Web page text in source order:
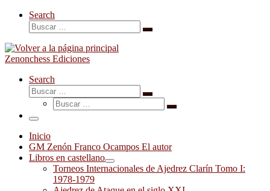
Search
Buscar
Buscar
Zenonchess Ediciones
Search
Buscar
Buscar
Buscar
Buscar
Menú
Inicio
GM Zenón Franco Ocampos El autor
Libros en castellano
Torneos Internacionales de Ajedrez Clarín Tomo I:
1978-1979